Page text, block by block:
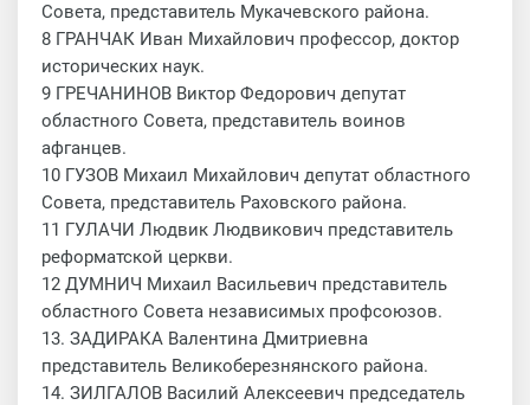
Совета, представитель Мукачевского района.
8 ГРАНЧАК Иван Михайлович профессор, доктор
исторических наук.
9 ГРЕЧАНИНОВ Виктор Федорович депутат
областного Совета, представитель воинов
афганцев.
10 ГУЗОВ Михаил Михайлович депутат областного
Совета, представитель Раховского района.
11 ГУЛАЧИ Людвик Людвикович представитель
реформатской церкви.
12 ДУМНИЧ Михаил Васильевич представитель
областного Совета независимых профсоюзов.
13. ЗАДИРАКА Валентина Дмитриевна
представитель Великоберезнянского района.
14. ЗИЛГАЛОВ Василий Алексеевич председатель